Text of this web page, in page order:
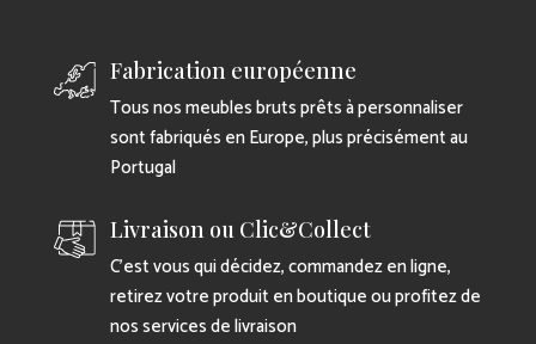
Fabrication européenne
Tous nos meubles bruts prêts à personnaliser
sont fabriqués en Europe, plus précisément au
Portugal
Livraison ou Clic&Collect
C’est vous qui décidez, commandez en ligne,
retirez votre produit en boutique ou profitez de
nos services de livraison